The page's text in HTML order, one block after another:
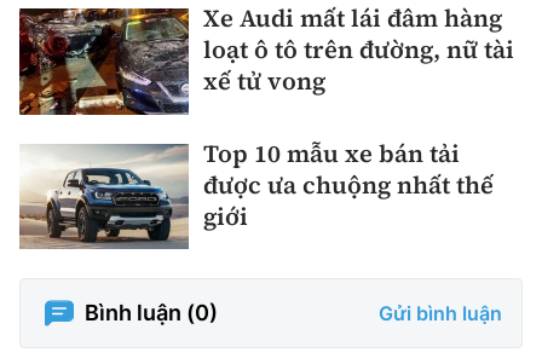
Xe Audi mất lái đâm hàng
loạt ô tô trên đường, nữ tài
xế tử vong
Top 10 mẫu xe bán tải
được ưa chuộng nhất thế
giới
Bình luận (0) Gửi bình luận